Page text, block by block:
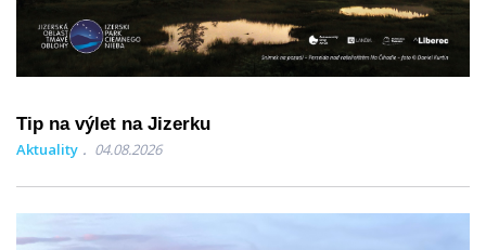
Tip na výlet na Jizerku
Aktuality 04.08.2026